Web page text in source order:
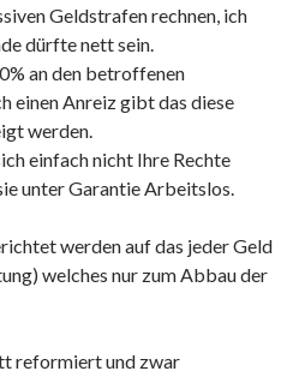
Geldstrafen rechnen, ich
dürfte nett sein.
an den betroffenen
einen Anreiz gibt das diese
werden.
einfach nicht Ihre Rechte
unter Garantie Arbeitslos.
werden auf das jeder Geld
welches nur zum Abbau der
reformiert und zwar